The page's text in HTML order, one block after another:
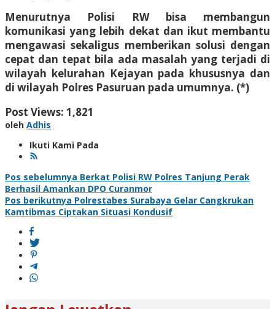
Menurutnya Polisi RW bisa membangun
komunikasi yang lebih dekat dan ikut membantu
mengawasi sekaligus memberikan solusi dengan
cepat dan tepat bila ada masalah yang terjadi di
wilayah kelurahan Kejayan pada khususnya dan
di wilayah Polres Pasuruan pada umumnya. (*)
Post Views: 1,821
oleh Adhis
Ikuti Kami Pada
Navigasi
pos
Pos sebelumnya Berkat Polisi RW Polres Tanjung Perak
Berhasil Amankan DPO Curanmor
Pos berikutnya Polrestabes Surabaya Gelar Cangkrukan
Kamtibmas Ciptakan Situasi Kondusif